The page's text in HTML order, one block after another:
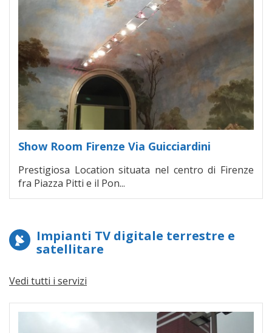
Show Room Firenze Via Guicciardini
Prestigiosa Location situata nel centro di Firenze
fra Piazza Pitti e il Pon...
Impianti TV digitale terrestre e
satellitare
Vedi tutti i servizi